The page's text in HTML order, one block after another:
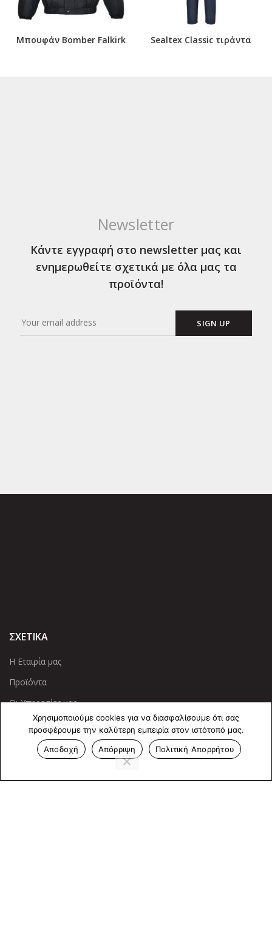
Μπουφάν Bomber Falkirk Sealtex Classic τιράντα
Newsletter
Κάντε εγγραφή στο newsletter μας και
ενημερωθείτε σχετικά με όλα μας τα
προϊόντα!
ΣΧΕΤΙΚΑ
Η Εταιρία μας
Προϊόντα
Οι Υπηρεσίες μας
ΠΛΗΡΟΦΟΡΙΕΣ
Πολιτική Απορρήτου
Cookies
Χρησιμοποιούμε cookies για να διασφαλίσουμε ότι σας
προσφέρουμε την καλύτερη εμπειρία στον ιστότοπό μας.
Αποδοχή
Απόρριψη Πολιτική Απορρήτου